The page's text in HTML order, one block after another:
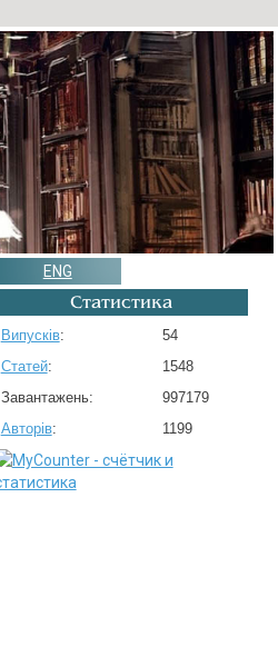
ENG
Статистика
Випусків:
54
Статей:
1548
Завантажень:
997179
Авторів: 1199